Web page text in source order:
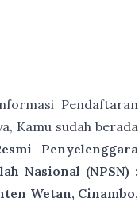
Pendaftaran
Kamu sudah berada
Penyelenggara
Nasional (NPSN) :
Wetan, Cinambo,